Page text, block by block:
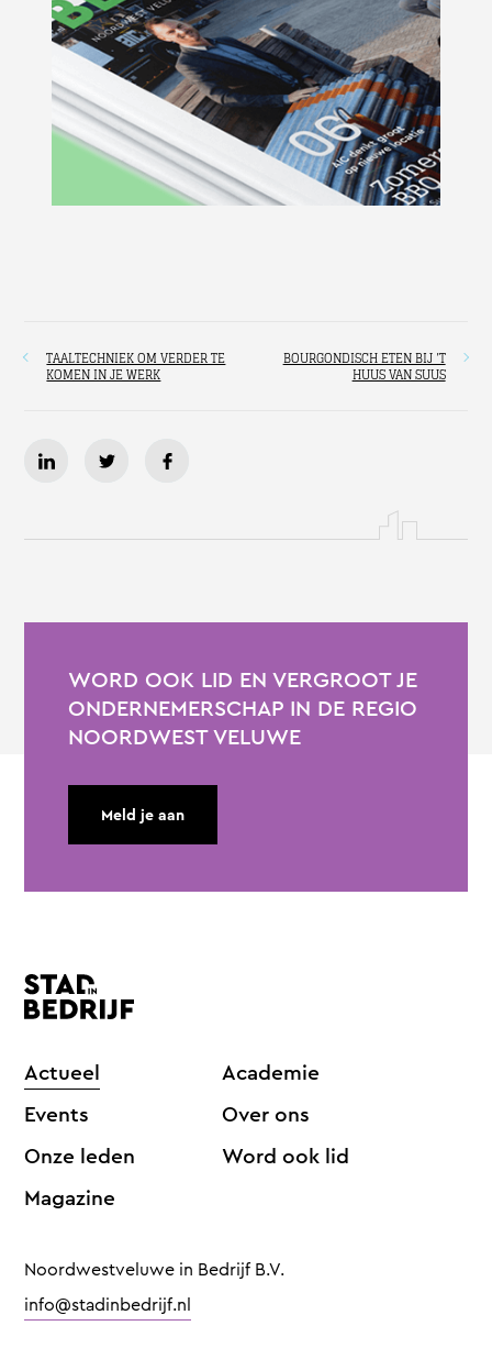
TAALTECHNIEK OM VERDER TE
KOMEN IN JE WERK
BOURGONDISCH ETEN BIJ ’T
HUUS VAN SUUS
WORD OOK LID EN VERGROOT JE
ONDERNEMERSCHAP IN DE REGIO
NOORDWEST VELUWE
Meld je aan
Actueel
Events
Onze leden
Magazine
Academie
Over ons
Word ook lid
Noordwestveluwe in Bedrijf B.V.
info@stadinbedrijf.nl